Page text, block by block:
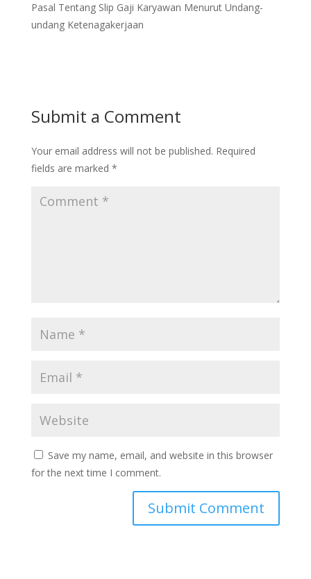
Pasal Tentang Slip Gaji Karyawan Menurut Undang-
undang Ketenagakerjaan
Submit a Comment
Your email address will not be published. Required
fields are marked *
Save my name, email, and website in this browser
for the next time I comment.